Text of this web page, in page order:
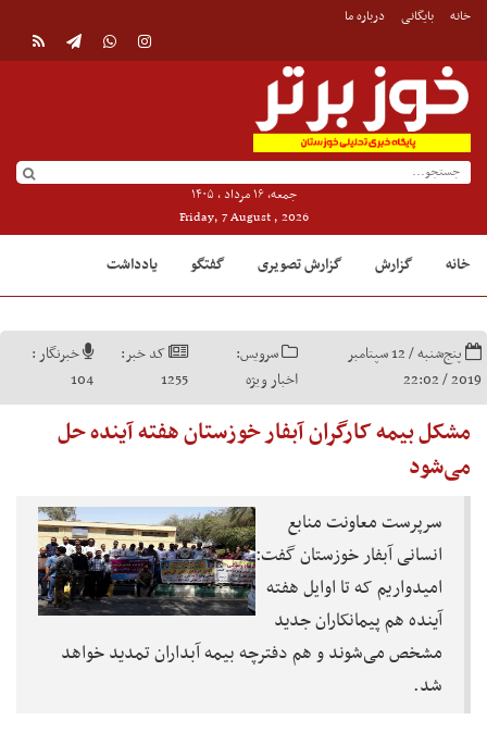
خانه بایگانی درباره ما
جمعه, ۱۶ مرداد , ۱۴۰۵
Friday, 7 August , 2026
خانه گزارش گزارش تصویری گفتگو یادداشت
پنج‌شنبه / 12 سپتامبر
2019 / 22:02
سرویس:
اخبار ویژه
کد خبر:
1255
خبرنگار :
104
مشکل بیمه کارگران آبفار خوزستان هفته آینده حل
می‌شود
سرپرست معاونت منابع
انسانی آبفار خوزستان گفت:
امیدواریم که تا اوایل هفته
آینده هم پیمانکاران جدید
مشخص می‌شوند و هم دفترچه بیمه آبداران تمدید خواهد
شد.